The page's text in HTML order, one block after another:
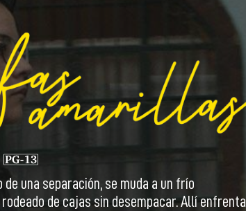
de una separación, se muda a un frío
de cajas sin desempacar. Allí enfrenta